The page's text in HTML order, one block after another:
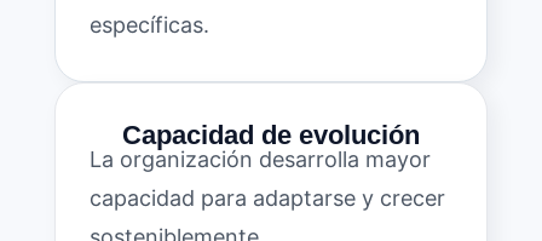
específicas.
Capacidad de evolución
La organización desarrolla mayor
capacidad para adaptarse y crecer